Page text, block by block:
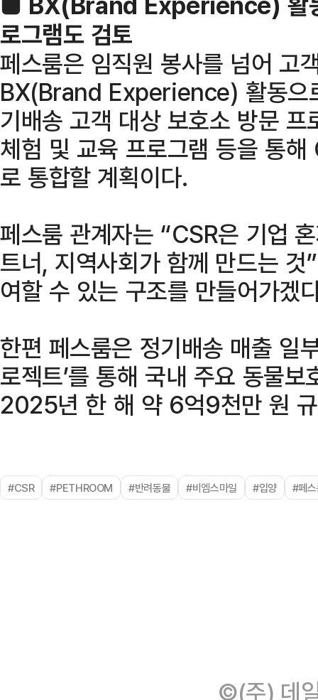
로그램도 검토
페스룸은 임직원 봉사를 넘어 고
BX(Brand Experience) 활동으
기배송 고객 대상 보호소 방문
체험 및 교육 프로그램 등을 통
로 통합할 계획이다.
페스룸 관계자는 “CSR은 기업
트너, 지역사회가 함께 만드는
여할 수 있는 구조를 만들어가겠
한편 페스룸은 정기배송 매출 일
로젝트’를 통해 국내 주요 동물
2025년 한 해 약 6억9천만 원
#CSR #PETHROOM #반려동물 #비엠스마일 #입양 #페
©(주) 데